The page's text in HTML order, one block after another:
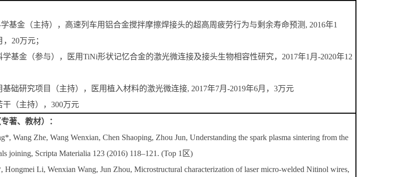
基金（主持），高速列车用铝合金搅拌摩擦焊接头的超高周疲劳行为与剩余寿命预测, 2016年1
20万元；
基金（参与），医用TiNi形状记忆合金的激光微连接及接头生物相容性研究，2017年1月-2020年12
础研究项目（主持），医用植入材料的激光微连接, 2017年7月-2019年6月，3万元
（主持），300万元
著、教材）：
Wang Zhe, Wang Wenxian, Chen Shaoping, Zhou Jun, Understanding the spark plasma sintering from the
joining, Scripta Materialia 123 (2016) 118–121. (Top 1区)
Hongmei Li, Wenxian Wang, Jun Zhou, Microstructural characterization of laser micro-welded Nitinol wires,